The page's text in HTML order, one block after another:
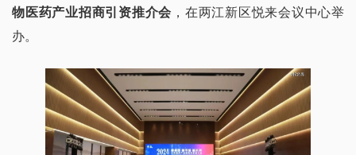
物医药产业招商引资推介会 ，在两江新区悦来会议中心举
办。